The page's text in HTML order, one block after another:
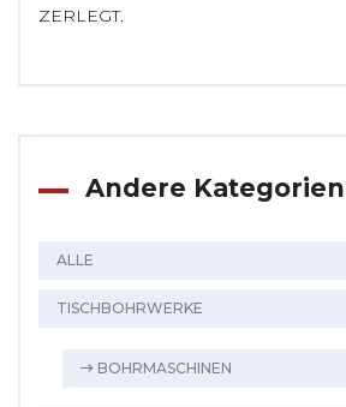
ZERLEGT.
Andere Kategorien
ALLE
TISCHBOHRWERKE
BOHRMASCHINEN